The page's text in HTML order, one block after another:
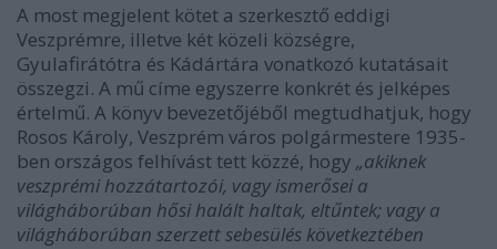
A most megjelent kötet a szerkesztő eddigi
Veszprémre, illetve két közeli községre,
Gyulafirátótra és Kádártára vonatkozó kutatásait
összegzi. A mű címe egyszerre konkrét és jelképes
értelmű. A könyv bevezetőjéből megtudhatjuk, hogy
Rosos Károly, Veszprém város polgármestere 1935-
ben országos felhívást tett közzé, hogy „akiknek
veszprémi hozzátartozói, vagy ismerősei a
világháborúban hősi halált haltak, eltűntek; vagy a
világháborúban szerzett sebesülés következtében